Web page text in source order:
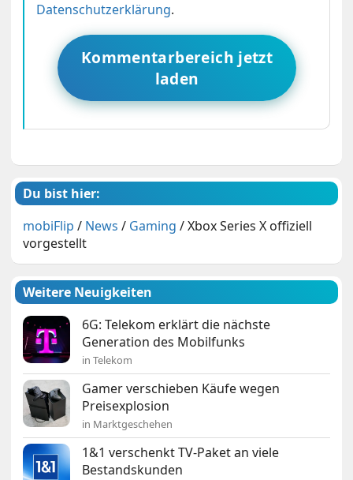
Datenschutzerklärung.
Kommentarbereich jetzt
laden
Du bist hier:
mobiFlip / News / Gaming /Xbox Series X offiziell
vorgestellt
Weitere Neuigkeiten
6G: Telekom erklärt die nächste
Generation des Mobilfunks
in Telekom
Gamer verschieben Käufe wegen
Preisexplosion
in Marktgeschehen
1&1 verschenkt TV-Paket an viele
Bestandskunden